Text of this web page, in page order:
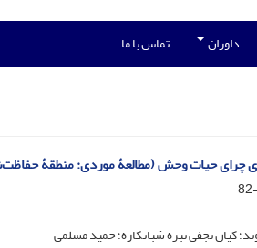
داوران تماس با ما
چرای حیات وحش (مطالعۀ موردی: منطقۀ
کیان نجفی تبره شبانکاره؛ حمید مسلمی